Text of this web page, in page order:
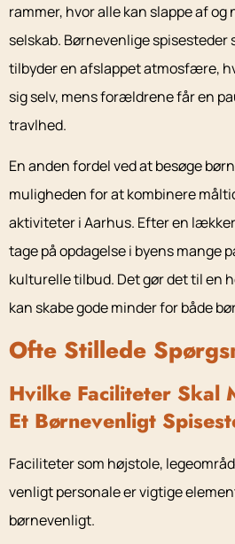
rammer, hvor alle kan slappe af
selskab. Børnevenlige spisesteder
tilbyder en afslappet atmosfære,
sig selv, mens forældrene får en
travlhed.
En anden fordel ved at besøge
muligheden for at kombinere
aktiviteter i Aarhus. Efter en
tage på opdagelse i byens mange
kulturelle tilbud. Det gør det til en
kan skabe gode minder for både
Ofte Stillede
Hvilke Faciliteter Skal
Et Børnevenligt
Faciliteter som højstole,
venligt personale er vigtige
børnevenligt.